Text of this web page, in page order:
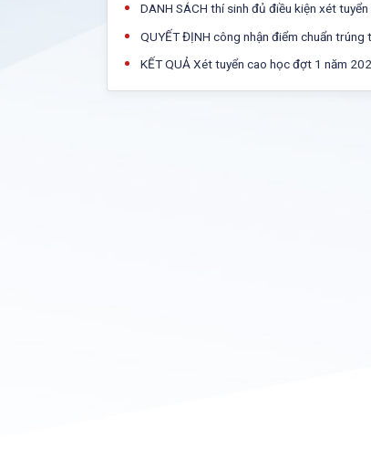
DANH SÁCH thí sinh đủ điều kiện xét
QUYẾT ĐỊNH công nhận điểm chuẩn
KẾT QUẢ Xét tuyển cao học đợt 1 năm